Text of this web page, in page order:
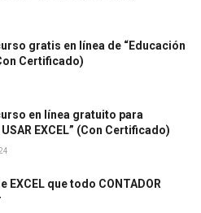
gratis en línea de “Educación
Certificado)
en línea gratuito para
USAR EXCEL” (Con Certificado)
EXCEL que todo CONTADOR